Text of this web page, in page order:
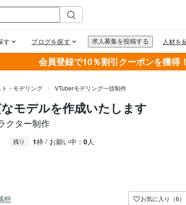
会員登録で10％割引クーポンを獲得！
・モデリング VTuberモデリング一括制作
モデルを作成いたします
クター制作
残り 1枠 / お願い中： 0人
想 お気に入り（6）